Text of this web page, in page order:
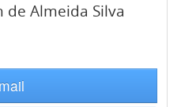
de Almeida Silva